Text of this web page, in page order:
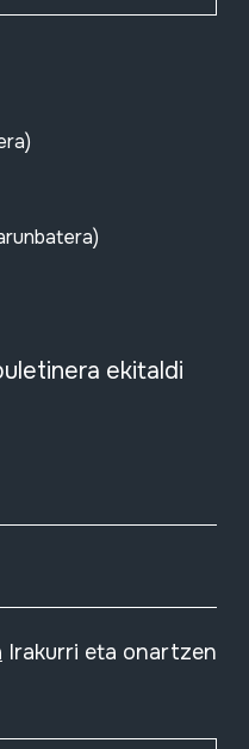
ekitaldi
Irakurri eta onartzen